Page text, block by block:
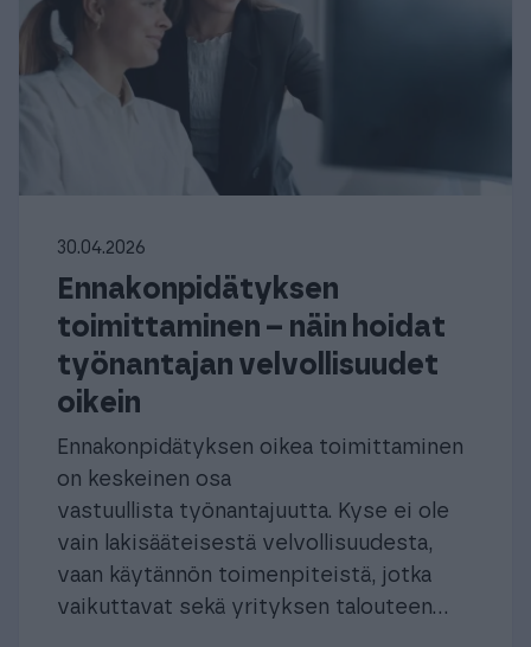
30.04.2026
Ennakonpidätyksen
toimittaminen – näin hoidat
työnantajan velvollisuudet
oikein
Ennakonpidätyksen oikea toimittaminen
on keskeinen osa
vastuullista työnantajuutta. Kyse ei ole
vain lakisääteisestä velvollisuudesta,
vaan käytännön toimenpiteistä, jotka
vaikuttavat sekä yrityksen talouteen...